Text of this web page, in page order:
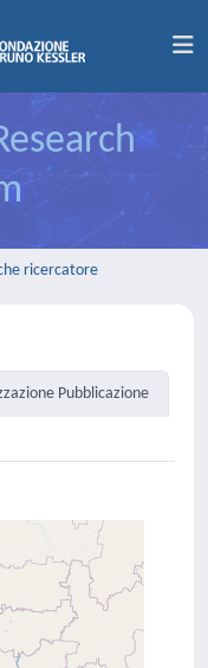
ricercatore
Pubblicazione